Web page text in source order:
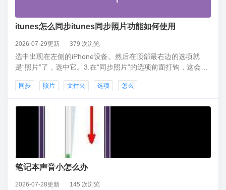
itunes怎么同步itunes同步照片功能如何使用
2026-07-29更新 379 次浏览
选中出现在左侧的iPhone设备。然后在顶部最右边的选项就
是“照片”了，选中它。3.在“同步照片”的选项前面打钩，这会使
响你iPhone拍摄的照片。4.然后我们需要在“来自”后边的菜单中
同步 照片 文件夹 选项 怎么
笔记本声音小怎么办
2026-07-28更新 145 次浏览